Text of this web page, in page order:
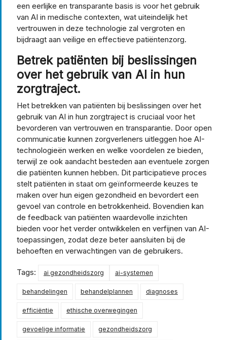
een eerlijke en transparante basis is voor het gebruik
van AI in medische contexten, wat uiteindelijk het
vertrouwen in deze technologie zal vergroten en
bijdraagt aan veilige en effectieve patiëntenzorg.
Betrek patiënten bij beslissingen
over het gebruik van AI in hun
zorgtraject.
Het betrekken van patiënten bij beslissingen over het
gebruik van AI in hun zorgtraject is cruciaal voor het
bevorderen van vertrouwen en transparantie. Door open
communicatie kunnen zorgverleners uitleggen hoe AI-
technologieën werken en welke voordelen ze bieden,
terwijl ze ook aandacht besteden aan eventuele zorgen
die patiënten kunnen hebben. Dit participatieve proces
stelt patiënten in staat om geïnformeerde keuzes te
maken over hun eigen gezondheid en bevordert een
gevoel van controle en betrokkenheid. Bovendien kan
de feedback van patiënten waardevolle inzichten
bieden voor het verder ontwikkelen en verfijnen van AI-
toepassingen, zodat deze beter aansluiten bij de
behoeften en verwachtingen van de gebruikers.
Tags: ai gezondheidszorg ai-systemen
behandelingen behandelplannen diagnoses
efficiëntie ethische overwegingen
gevoelige informatie gezondheidszorg